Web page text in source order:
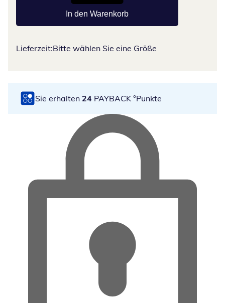
In den Warenkorb
Lieferzeit:Bitte wählen Sie eine Größe
Sie erhalten 24 PAYBACK °Punkte